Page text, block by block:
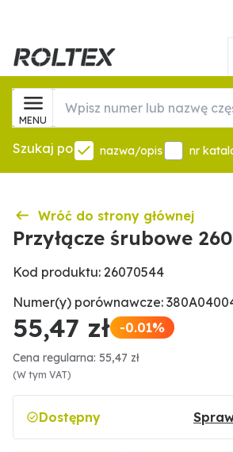
MENU
Szukaj po nazwa/opis nr
Wróć do strony głównej
Przyłącze śrubowe
Kod produktu: 26070544
Numer(y) porównawcze:
55,47 zł -0.01%
Cena regularna: 55,47 zł
(W tym VAT)
Dostępny